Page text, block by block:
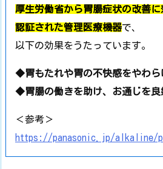
厚生労働省から胃腸症状の改善
認証された管理医療機器で、
以下の効果をうたっています。
◆胃もたれや胃の不快感をやわら
◆胃腸の働きを助け、お通じを良
＜参考＞
https://panasonic.jp/alkaline/